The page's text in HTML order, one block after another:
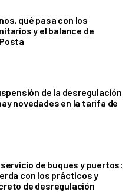
qué pasa con los
y el balance de
de la desregulación
novedades en la tarifa de
de buques y puertos:
con los prácticos y
de desregulación